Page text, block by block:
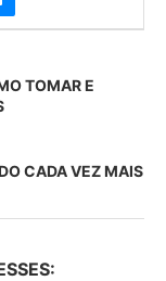
TOMAR E
CADA VEZ MAIS